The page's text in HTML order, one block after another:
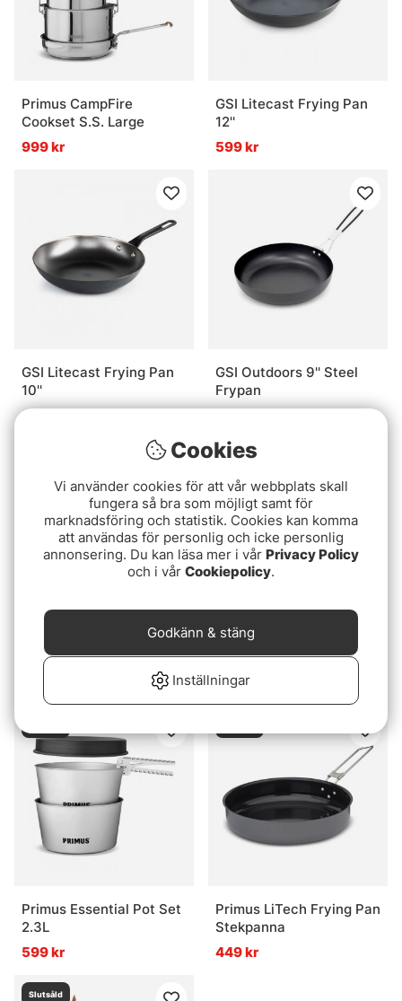
Primus CampFire
Cookset S.S. Large
999 kr
GSI Litecast Frying Pan
12''
599 kr
GSI Litecast Frying Pan
10''
629 kr
GSI Outdoors 9'' Steel
Frypan
IFISH Kolbullepanna
22cm
Slutsåld
Primus Litech Frying Pan
Large 25cm
399 kr
Primus Essential Pot Set
2.3L
599 kr
Primus LiTech Frying Pan
Stekpanna
449 kr
Slutsåld
Cookies
Vi använder cookies för att vår webbplats skall
fungera så bra som möjligt samt för
marknadsföring och statistik. Cookies kan komma
att användas för personlig och icke personlig
annonsering. Du kan läsa mer i vår Privacy Policy
och i vår Cookiepolicy.
Inställningar
Godkänn & stäng